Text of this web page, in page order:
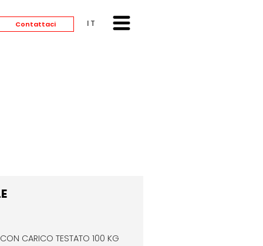
Contattaci ITALIANO
CARICO TESTATO 100 KG